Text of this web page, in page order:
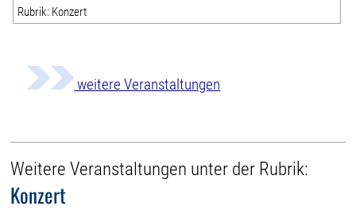
Rubrik: Konzert
weitere Veranstaltungen
Weitere Veranstaltungen unter der Rubrik:
Konzert